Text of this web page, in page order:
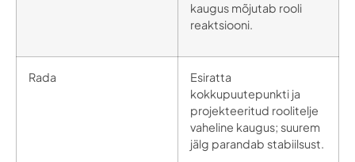
kaugus mõjutab rooli
reaktsiooni.
Rada
Esiratta
kokkupuutepunkti ja
projekteeritud roolitelje
vaheline kaugus; suurem
jälg parandab stabiilsust.